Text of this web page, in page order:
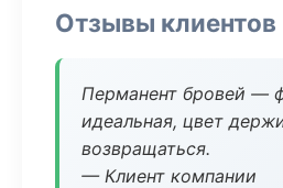
Отзывы клиентов
Перманент бровей —
идеальная, цвет
возвращаться.
— Клиент компании